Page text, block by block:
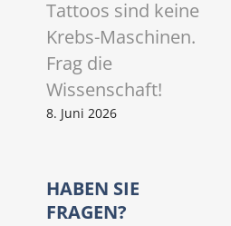
Tattoos sind keine
Krebs-Maschinen.
Frag die
Wissenschaft!
8. Juni 2026
HABEN SIE
FRAGEN?